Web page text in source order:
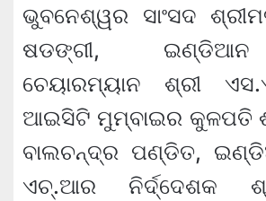
ଭୁବନେଶ୍ୱର ସାଂସଦ
ଷଡଙ୍ଗୀ,
ଚେୟାରମ୍ୟାନ ଶ୍ରୀ
ଆଇସିଟି ମୁମ୍ବାଇର କୁଳପତି
ବାଲଚନ୍ଦ୍ର ପଣ୍ଡିତ,
ଏଚ୍‌.ଆର ନିର୍ଦ୍ଦେଶକ